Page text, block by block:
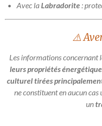
Avec laLabradorite:
⚠️
Les informations concernant
leurs propriétés
culturel tirées
ne constituent en aucun cas
un